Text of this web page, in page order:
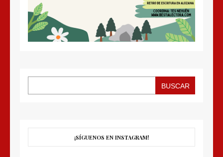
BUSCAR
¡SÍGUENOS EN INSTAGRAM!